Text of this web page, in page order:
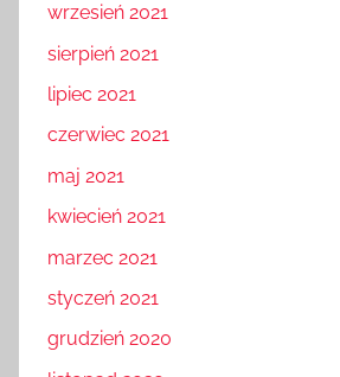
wrzesień 2021
sierpień 2021
lipiec 2021
czerwiec 2021
maj 2021
kwiecień 2021
marzec 2021
styczeń 2021
grudzień 2020